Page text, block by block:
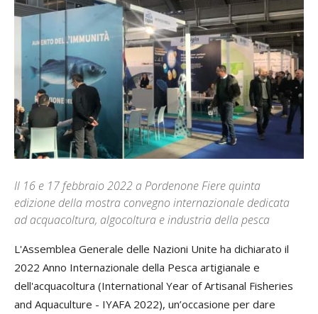
Il 16 e 17 febbraio 2022 a Pordenone Fiere quinta
edizione della mostra convegno internazionale dedicata
ad acquacoltura, algocoltura e industria della pesca
L'Assemblea Generale delle Nazioni Unite ha dichiarato il
2022 Anno Internazionale della Pesca artigianale e
dell'acquacoltura (International Year of Artisanal Fisheries
and Aquaculture - IYAFA 2022), un’occasione per dare